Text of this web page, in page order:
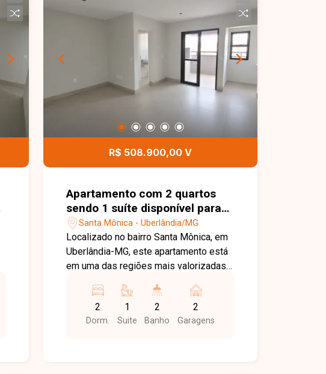
R$ 508.900,00 V
Apartamento com 2 quartos
sendo 1 suíte disponível para
venda no bairro Santa Mônica
em Uberlândia -MG
Santa Mônica - Uberlândia/MG
Localizado no bairro Santa Mônica, em
Uberlândia-MG, este apartamento está
em uma das regiões mais valorizadas
e fácil acesso às principais avenidas. A
localização oferece proximidade com
universidades, supermercados,
2
Dorm.
1
Suite
2
Banho
2
Garagens